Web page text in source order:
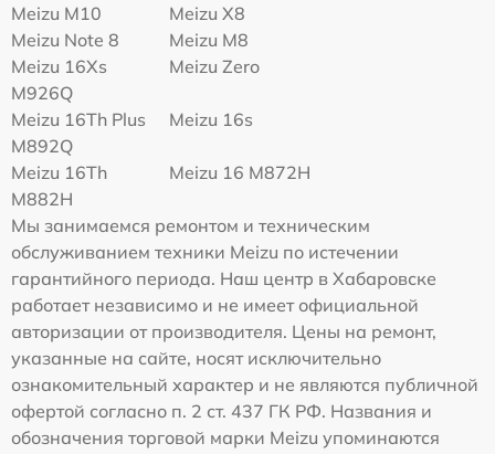
Meizu M10
Meizu X8
Meizu Note 8
Meizu M8
Meizu 16Xs
M926Q
Meizu Zero
Meizu 16Th Plus
M892Q
Meizu 16s
Meizu 16Th
M882H
Meizu 16 M872H
Мы занимаемся ремонтом и техническим
обслуживанием техники Meizu по истечении
гарантийного периода. Наш центр в Хабаровске
работает независимо и не имеет официальной
авторизации от производителя. Цены на ремонт,
указанные на сайте, носят исключительно
ознакомительный характер и не являются публичной
офертой согласно п. 2 ст. 437 ГК РФ. Названия и
обозначения торговой марки Meizu упоминаются